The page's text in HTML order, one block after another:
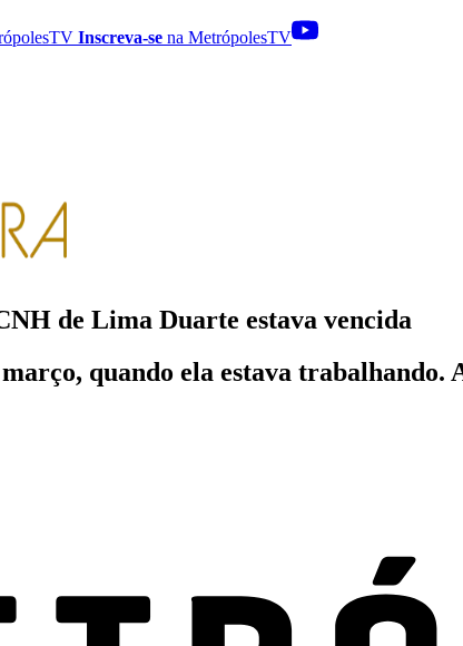
Inscreva-se na MetrópolesTV
de Lima Duarte estava vencida
quando ela estava trabalhando.